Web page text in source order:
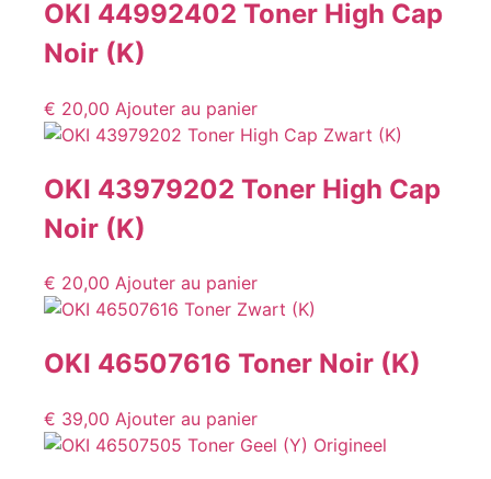
OKI 44992402 Toner High Cap
Noir (K)
€ 20,00 Ajouter au panier
OKI 43979202 Toner High Cap
Noir (K)
€ 20,00 Ajouter au panier
OKI 46507616 Toner Noir (K)
€ 39,00 Ajouter au panier